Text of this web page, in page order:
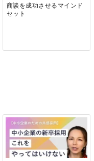
商談を成功させるマインド
セット